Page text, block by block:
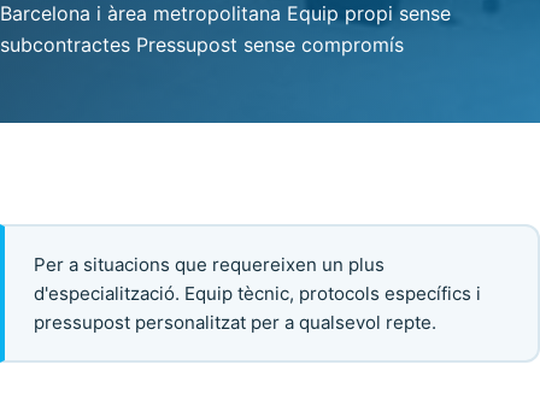
Barcelona i àrea metropolitana Equip propi sense
subcontractes Pressupost sense compromís
Per a situacions que requereixen un plus
d'especialització. Equip tècnic, protocols específics i
pressupost personalitzat per a qualsevol repte.